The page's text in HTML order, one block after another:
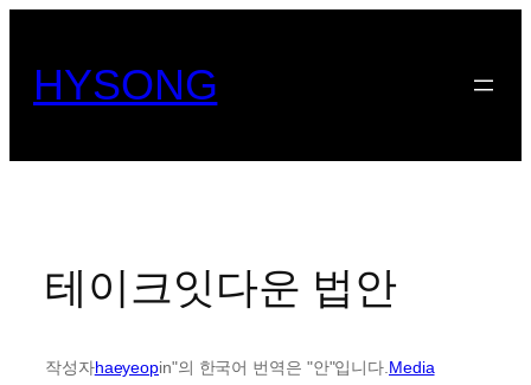
HYSONG
테이크잇다운 법안
작성자haeyeopin"의 한국어 번역은 "안"입니다.Media